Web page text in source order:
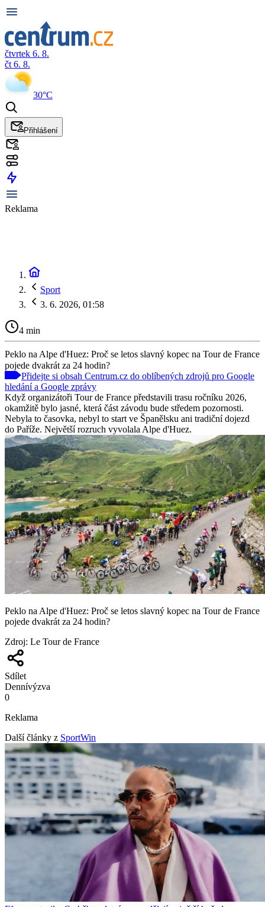
čtvrtek 6. 8.
čt 6. 8.
30°C
Přihlášení
Reklama
Sport
3. 6. 2026, 01:58
4 min
Peklo na Alpe d'Huez: Proč se letos slavný kopec na Tour de France
pojede dvakrát za 24 hodin?
Přidejte si obsah Centrum.cz do oblíbených zdrojů pro Google
hledání a Google zprávy
Když organizátoři Tour de France představili trasu ročníku 2026,
okamžitě bylo jasné, která část závodu bude středem pozornosti.
Nebyla to časovka, nebyl to start ve Španělsku ani tradiční dojezd
do Paříže. Největší rozruch vyvolala Alpe d'Huez.
Peklo na Alpe d'Huez: Proč se letos slavný kopec na Tour de France
pojede dvakrát za 24 hodin?
Zdroj: Le Tour de France
Sdílet
Dennívýzva
0
Reklama
Další články z SportWin